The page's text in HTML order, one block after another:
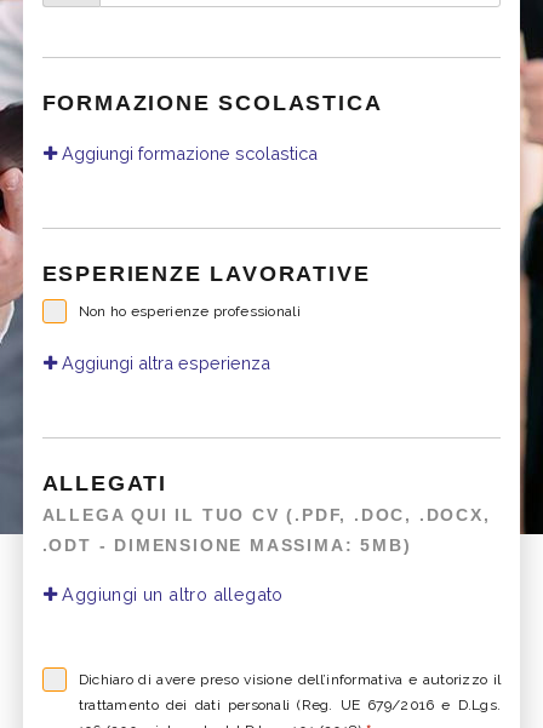
FORMAZIONE SCOLASTICA
Aggiungi formazione scolastica
ESPERIENZE LAVORATIVE
Non ho esperienze professionali
Aggiungi altra esperienza
ALLEGATI
ALLEGA QUI IL TUO CV (.PDF, .DOC, .DOCX,
.ODT - DIMENSIONE MASSIMA: 5MB)
Aggiungi un altro allegato
Dichiaro di avere preso visione dell’informativa e autorizzo il
trattamento dei dati personali (Reg. UE 679/2016 e D.Lgs.